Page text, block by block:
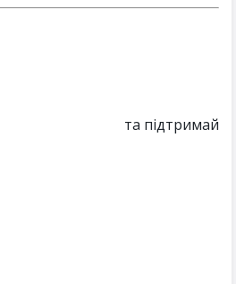
та підтримай